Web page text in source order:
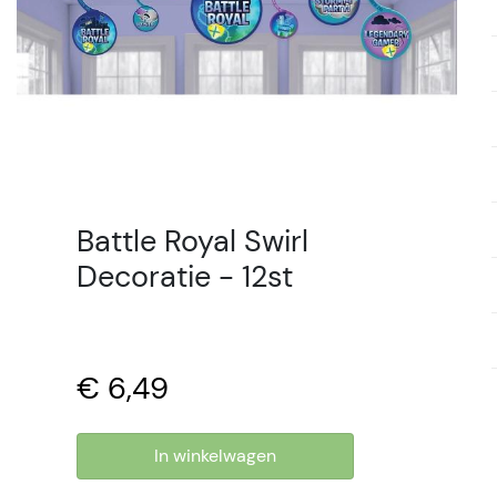
Battle Royal Swirl
Decoratie - 12st
€ 6,49
In winkelwagen